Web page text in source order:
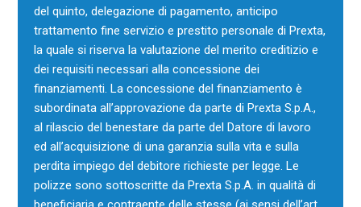
del quinto, delegazione di pagamento, anticipo
trattamento fine servizio e prestito personale di Prexta,
la quale si riserva la valutazione del merito creditizio e
dei requisiti necessari alla concessione dei
finanziamenti. La concessione del finanziamento è
subordinata all’approvazione da parte di Prexta S.p.A.,
al rilascio del benestare da parte del Datore di lavoro
ed all’acquisizione di una garanzia sulla vita e sulla
perdita impiego del debitore richieste per legge. Le
polizze sono sottoscritte da Prexta S.p.A. in qualità di